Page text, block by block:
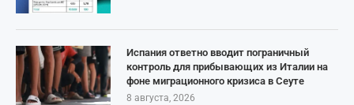
Испания ответно вводит пограничный
контроль для прибывающих из Италии на
фоне миграционного кризиса в Сеуте
8 августа, 2026